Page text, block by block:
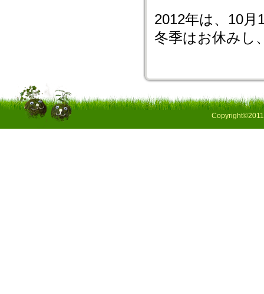
2012年は、10月
冬季はお休みし